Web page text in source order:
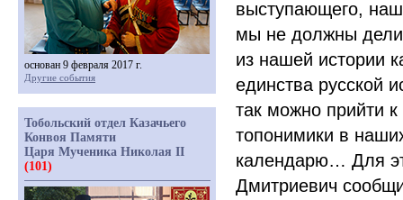
выступающего,
мы не должны
из нашей истории
единства русской
так можно прийти
топонимики в
календарю… Для
Дмитриевич
основан 9 февраля 2017 г.
Другие события
Тобольский отдел Казачьего
Конвоя Памяти
Царя Мученика Николая II
(101)